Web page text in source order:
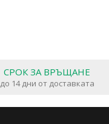
СРОК ЗА ВРЪЩАНЕ
до 14 дни от доставката